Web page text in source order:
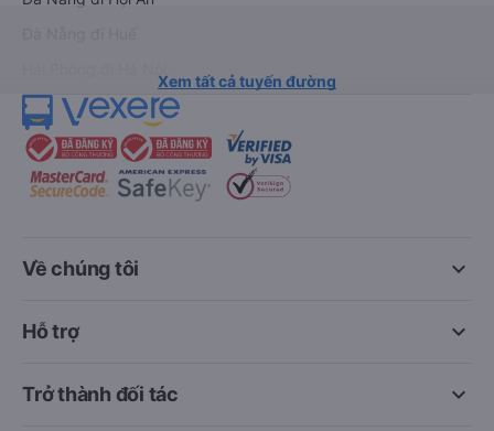
Xem tất cả tuyến đường
keyboard_arrow_down
Về chúng tôi
keyboard_arrow_down
Hỗ trợ
keyboard_arrow_down
Trở thành đối tác